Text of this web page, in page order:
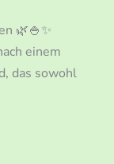
🌿🍚✨
einem
das sowohl